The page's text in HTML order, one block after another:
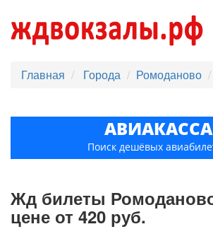
Главная Города Ромоданово
АВИАКАССА
Поиск дешёвых
Жд билеты
цене от 420 руб.